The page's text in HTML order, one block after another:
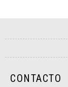
CONTACTO